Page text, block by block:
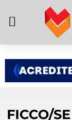
FICCO/